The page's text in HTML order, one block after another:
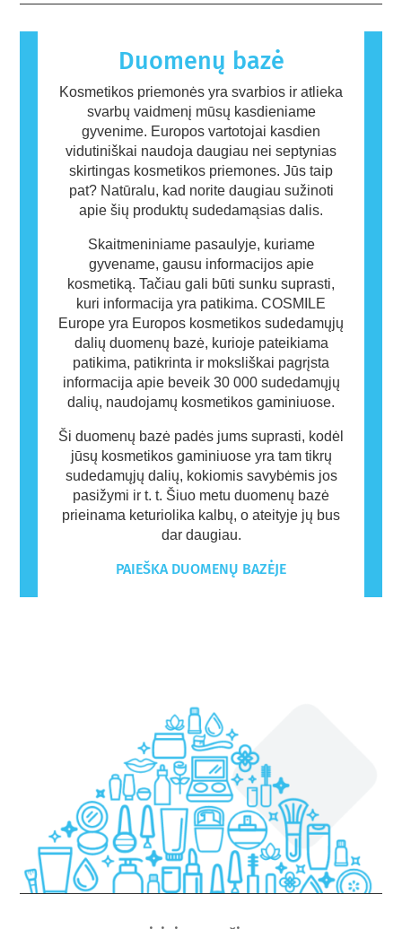
kuriems žmonėms gali sukelti alergiją. Tai
nereiškia, kad produktas nėra saugus naudoti
kitiems.
Duomenų bazė
Kosmetikos priemonės yra svarbios ir atlieka
svarbų vaidmenį mūsų kasdieniame
gyvenime. Europos vartotojai kasdien
vidutiniškai naudoja daugiau nei septynias
skirtingas kosmetikos priemones. Jūs taip
pat? Natūralu, kad norite daugiau sužinoti
apie šių produktų sudedamąsias dalis.
Skaitmeniniame pasaulyje, kuriame
gyvename, gausu informacijos apie
kosmetiką. Tačiau gali būti sunku suprasti,
kuri informacija yra patikima. COSMILE
Europe yra Europos kosmetikos sudedamųjų
dalių duomenų bazė, kurioje pateikiama
patikima, patikrinta ir moksliškai pagrįsta
informacija apie beveik 30 000 sudedamųjų
dalių, naudojamų kosmetikos gaminiuose.
Ši duomenų bazė padės jums suprasti, kodėl
jūsų kosmetikos gaminiuose yra tam tikrų
sudedamųjų dalių, kokiomis savybėmis jos
pasižymi ir t. t. Šiuo metu duomenų bazė
prieinama keturiolika kalbų, o ateityje jų bus
dar daugiau.
PAIEŠKA DUOMENŲ BAZĖJE